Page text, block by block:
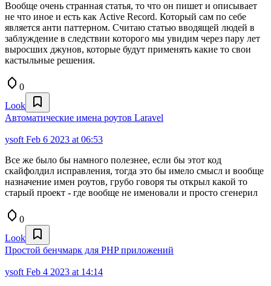
Вообще очень странная статья, то что он пишет и описывает
не что иное и есть как Active Record. Который сам по себе
является анти паттерном. Считаю статью вводящей людей в
заблуждение в следствии которого мы увидим через пару лет
выросших джунов, которые будут применять какие то свои
кастыльные решения.
0
Look
Автоматические имена роутов Laravel
ysoft Feb 6 2023 at 06:53
Все же было бы намного полезнее, если бы этот код
скайфолдил исправления, тогда это бы имело смысл и вообще
назначение имен роутов, грубо говоря ты открыл какой то
старый проект - где вообще не именовали и просто сгенерил
0
Look
Простой бенчмарк для PHP приложений
ysoft Feb 4 2023 at 14:14